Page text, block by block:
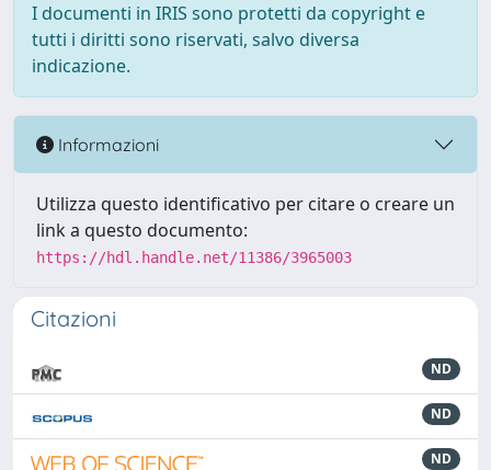
I documenti in IRIS sono protetti da copyright e
tutti i diritti sono riservati, salvo diversa
indicazione.
Informazioni
Utilizza questo identificativo per citare o creare un
link a questo documento:
https://hdl.handle.net/11386/3965003
Citazioni
ND
ND
ND